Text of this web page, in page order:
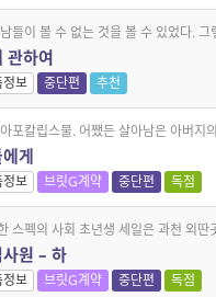
들이 볼 수 없는 것을 볼 수 있었다. 그
관하여
정보 중단편 추천
포칼립스물. 어쨌든 살아남은 아버지
게
정보 브릿G계약 중단편 독점
스펙의 사회 초년생 세일은 과천 외딴
원 – 하
정보 브릿G계약 중단편 독점